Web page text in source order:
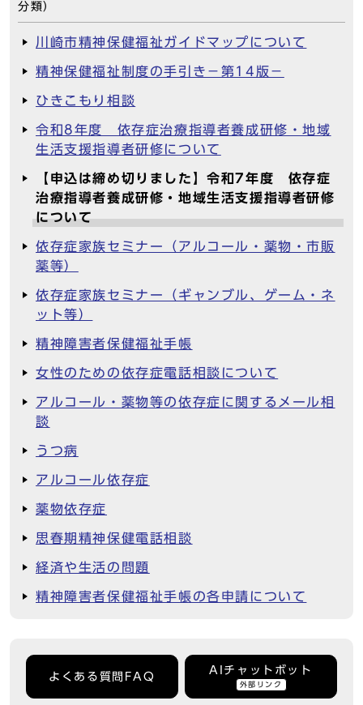
分類）
川崎市精神保健福祉ガイドマップについて
精神保健福祉制度の手引き－第14版－
ひきこもり相談
令和8年度 依存症治療指導者養成研修・地域
生活支援指導者研修について
【申込は締め切りました】令和7年度 依存症
治療指導者養成研修・地域生活支援指導者研修
について
依存症家族セミナー（アルコール・薬物・市販
薬等）
依存症家族セミナー（ギャンブル、ゲーム・ネ
ット等）
精神障害者保健福祉手帳
女性のための依存症電話相談について
アルコール・薬物等の依存症に関するメール相
談
うつ病
アルコール依存症
薬物依存症
思春期精神保健電話相談
経済や生活の問題
精神障害者保健福祉手帳の各申請について
よくある質問FAQ
AIチャットボット
外部リンク